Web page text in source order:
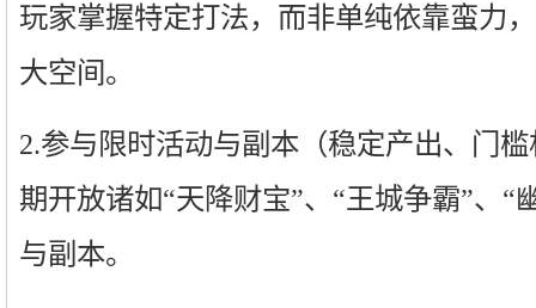
玩家掌握特定打法，而非单纯依靠蛮力
大空间。
2.参与限时活动与副本（稳定产出、门
期开放诸如“天降财宝”、“王城争霸”、“
与副本。